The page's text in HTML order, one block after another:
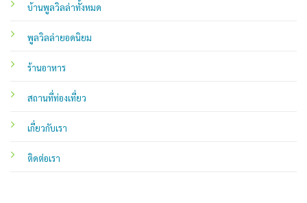
บ้านพูลวิลล่าทั้งหมด
พูลวิลล่ายอดนิยม
ร้านอาหาร
สถานที่ท่องเที่ยว
เกี่ยวกับเรา
ติดต่อเรา